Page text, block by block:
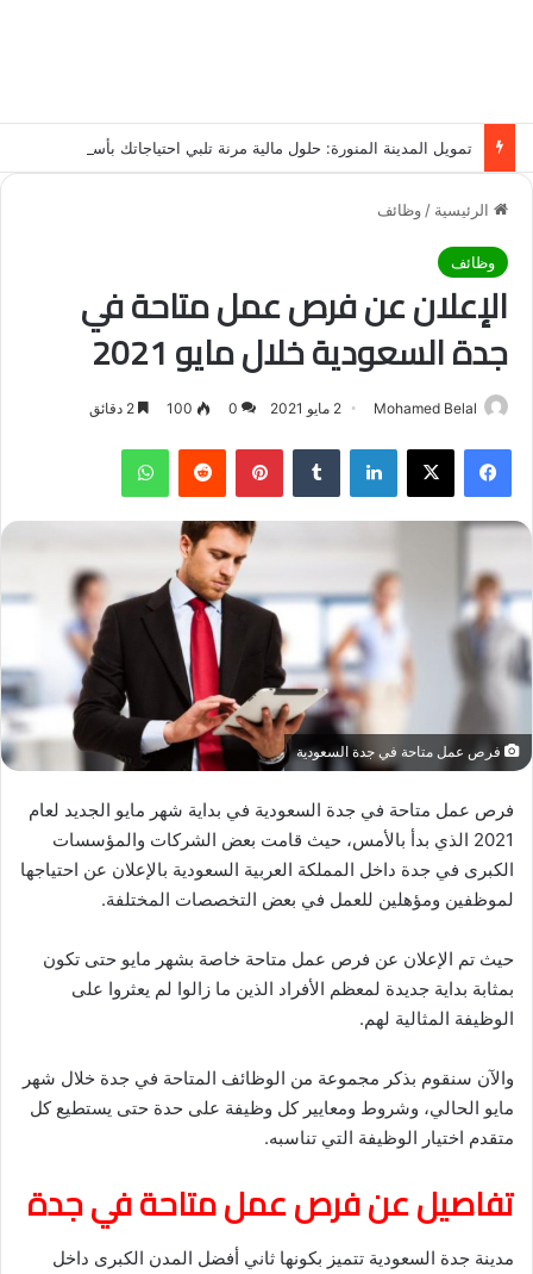
الرئيسية / وظائف
وظائف
الإعلان عن فرص عمل متاحة في
جدة السعودية خلال مايو 2021
Mohamed Belal 2 مايو 2021 0
100
فيسبوك لينكدإن بينتيريست
فرص عمل متاحة في جدة السعودية
فرص عمل متاحة في جدة السعودية في بداية شهر مايو الجديد لعام
2021 الذي بدأ بالأمس، حيث قامت بعض الشركات والمؤسسات
الكبرى في جدة داخل المملكة العربية السعودية بالإعلان عن احتياجها
لموظفين ومؤهلين للعمل في بعض التخصصات المختلفة.
حيث تم الإعلان عن فرص عمل متاحة خاصة بشهر مايو حتى تكون
بمثابة بداية جديدة لمعظم الأفراد الذين ما زالوا لم يعثروا على
الوظيفة المثالية لهم.
والآن سنقوم بذكر مجموعة من الوظائف المتاحة في جدة خلال شهر
مايو الحالي، وشروط ومعايير كل وظيفة على حدة حتى يستطيع كل
متقدم اختيار الوظيفة التي تناسبه.
تفاصيل عن فرص عمل متاحة في جدة
مدينة جدة السعودية تتميز بكونها ثاني أفضل المدن الكبرى داخل